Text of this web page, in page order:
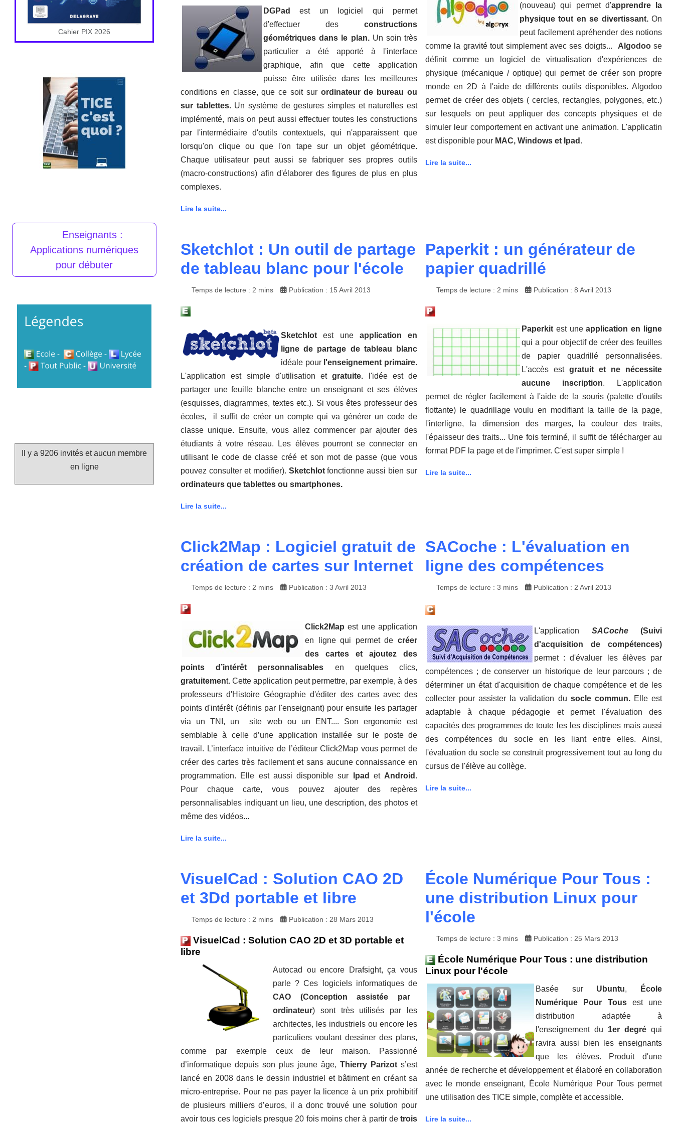
Cahier PIX 2026
Enseignants :
Applications numériques
pour débuter
Il y a 9206 invités et aucun membre
en ligne
DGPad
est un logiciel qui permet
d'effectuer des constructions
géométriques dans le plan.Un soin très
particulier a été apporté à l'interface
graphique, afin que cette application
puisse être utilisée dans les meilleures
conditions en classe, que ce soit sur ordinateur de bureau ou
sur tablettes. Un système de gestures simples et naturelles est
implémenté, mais on peut aussi effectuer toutes les constructions
par l'intermédiaire d'outils contextuels, qui n'apparaissent que
lorsqu'on clique ou que l'on tape sur un objet géométrique.
Chaque utilisateur peut aussi se fabriquer ses propres outils
(macro-constructions) afin d'élaborer des figures de plus en plus
complexes.
Lire la suite...
(nouveau) qui permet d'apprendre la
physique tout en se divertissant.On
peut facilement apréhender des notions
comme la gravité tout simplement avec ses doigts... Algodoose
définit comme un logiciel de virtualisation d'expériences de
physique (mécanique / optique) qui permet de créer son propre
monde en 2D à l'aide de différents outils disponibles. Algodoo
permet de créer des objets ( cercles, rectangles, polygones, etc.)
sur lesquels on peut appliquer des concepts physiques et de
simuler leur comportement en activant une animation. L'applicatin
est disponible pour MAC, Windows et Ipad .
Lire la suite...
Sketchlot : Un outil de partage
de tableau blanc pour l'école
Temps de lecture : 2 mins Publication : 15 Avril 2013
Sketchlot est une application en
ligne de partage de tableau blanc
idéale pour l'enseignement primaire.
L'application est simple d'utilisation etgratuite. l'idée est de
partager une feuille blanche entre un enseignant et ses élèves
(esquisses, diagrammes, textes etc.). Si vous êtes professeurdes
écoles, il suffit de créer un compte qui va générer un code de
classe unique. Ensuite, vous allez commencer par ajouter des
étudiants à votre réseau. Les élèves pourront seconnecter en
utilisant
le code de classe créé et son mot de passe (que vous
pouvez consulter et modifier). Sketchlotfonctionne aussi bien sur
ordinateurs que tablettes ou smartphones.
Lire la suite...
Paperkit : un générateur de
papier quadrillé
Temps de lecture : 2 mins Publication : 8 Avril 2013
Paperkit est uneapplication en ligne
qui a pour objectif de créer des feuilles
de papier quadrillé personnalisées.
L'accès estgratuit et ne nécessite
aucune inscription. L'application
permet de régler facilement à l'aide de la souris (palette d'outils
flottante) le quadrillage voulu en modifiant la taille de la page,
l'interligne, la dimension des marges, la couleur des traits,
l'épaisseur des traits... Une fois terminé, il suffit de télécharger au
format PDF la page et de l'imprimer. C'est super simple !
Lire la suite...
Click2Map : Logiciel gratuit de
création de cartes sur Internet
Temps de lecture : 2 mins Publication : 3 Avril 2013
Click2Map est une application
en ligne qui permet de créer
des cartes et ajoutez des
points d’intérêt personnalisables en quelques clics,
gratuitement. Cette application peut permettre, par exemple, à des
professeurs d'Histoire Géographie d'éditer des cartes avec des
points d'intérêt (définis par l'enseignant) pour ensuite les partager
via un TNI, un site web ou un ENT.... Son ergonomie est
semblable à celle d’une application installée sur le poste de
travail. L’interface intuitive de l’éditeur Click2Map vous permet de
créer des cartes très facilement et sans aucune connaissance en
programmation. Elle est aussi disponible sur Ipad et Android .
Pour chaque carte, vous pouvez ajouter des repères
personnalisables indiquant un lieu, une description, des photos et
même des vidéos...
Lire la suite...
SACoche : L'évaluation en
ligne des compétences
Temps de lecture : 3 mins Publication : 2 Avril 2013
L'application SACoche(Suivi
d'acquisition de compétences)
permet : d'évaluer les élèves par
compétences ; de conserver un historique de leur parcours ; de
déterminer un état d'acquisition de chaque compétence et de les
collecter pour assister la validation du socle commun.Elle est
adaptable à chaque pédagogie et permet l'évaluation des
capacités des programmes de toute les les disciplines mais aussi
des compétences du socle en les liant entre elles. Ainsi,
l'évaluation du socle se construit progressivement tout au long du
cursus de l'élève au collège.
Lire la suite...
VisuelCad : Solution CAO 2D
et 3Dd portable et libre
Temps de lecture : 2 mins Publication : 28 Mars 2013
VisuelCad : Solution CAO 2D et 3D portable et
libre
Autocad ou encore Drafsight, ça vous
parle ? Ces logiciels informatiques de
CAO
(Conception assistée par
ordinateur) sont très utilisés par les
architectes, les industriels ou encore les
particuliers voulant dessiner des plans,
comme par exemple ceux de leur maison. Passionné
d’informatique depuis son plus jeune âge, Thierry Parizot s’est
lancé en 2008 dans le dessin industriel et bâtiment en créant sa
micro-entreprise. Pour ne pas payer la licence à un prix prohibitif
de plusieurs milliers d’euros, il a donc trouvé une solution pour
avoir tous ces logiciels presque 20 fois moins cher à partir de trois
École Numérique Pour Tous :
une distribution Linux pour
l'école
Temps de lecture : 3 mins Publication : 25 Mars 2013
École Numérique Pour Tous : une distribution
Linux pour l'école
Basée sur Ubuntu,
École
Numérique Pour Tousest une
distribution adaptée à
l'enseignement du 1er degré qui
ravira aussi bien les enseignants
que les élèves. Produit d'une
année de recherche et développement et élaboré en collaboration
avec le monde enseignant, École Numérique Pour Tous permet
une utilisation des TICE simple, complète et accessible.
Lire la suite...